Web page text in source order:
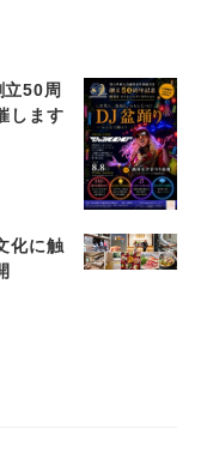
立50周
します
化に触